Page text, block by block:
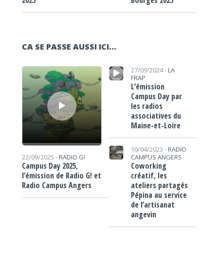
CA SE PASSE AUSSI ICI...
Lecteur audio
22/09/2025 - RADIO G!
Campus Day 2025,
l’émission de Radio G! et
Radio Campus Angers
Lecteur audio 27/09/2024 - LA
FRAP
L’émission
Campus Day par
les radios
associatives du
Maine-et-Loire
10/04/2023 - RADIO
CAMPUS ANGERS
Coworking
créatif, les
ateliers partagés
Pépina au service
de l’artisanat
angevin